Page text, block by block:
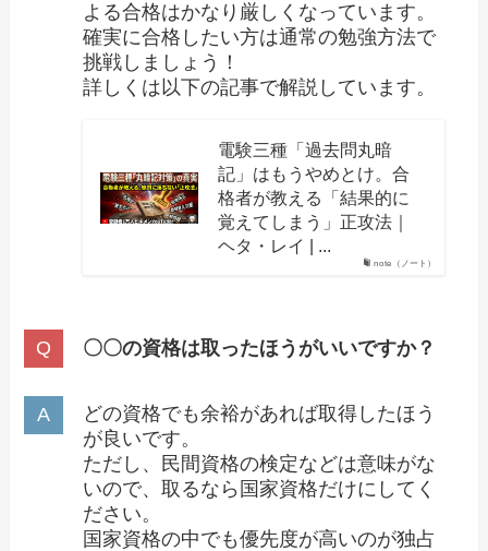
よる合格はかなり厳しくなっています。
確実に合格したい方は通常の勉強方法で
挑戦しましょう！
詳しくは以下の記事で解説しています。
note（ノート）
電験三種「過去問丸暗
記」はもうやめとけ。合
格者が教える「結果的に
覚えてしまう」正攻法｜
ヘタ・レイ | ...
〇〇の資格は取ったほうがいいですか？
どの資格でも余裕があれば取得したほう
が良いです。
ただし、民間資格の検定などは意味がな
いので、取るなら国家資格だけにしてく
ださい。
国家資格の中でも優先度が高いのが独占